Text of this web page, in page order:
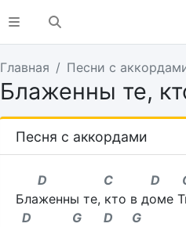
Главная Песни с
Блаженны те,
Песня с аккордами
D C D
Блаженны те, кто в доме
D G D G